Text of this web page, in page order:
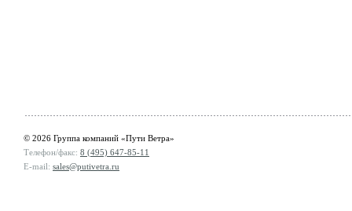
© 2026 Группа компаний «Пути Ветра»
Телефон/факс: 8 (495) 647-85-11
E-mail: sales@putivetra.ru